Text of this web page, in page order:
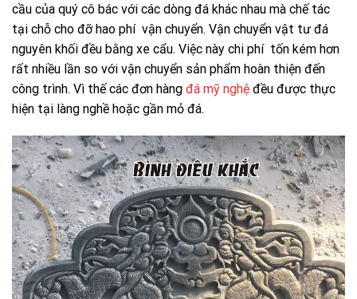
cầu của quý cô bác với các dòng đá khác nhau mà chế tác
tại chỗ cho đỡ hao phí vận chuyển. Vận chuyển vật tư đá
nguyên khối đều bằng xe cẩu. Việc này chi phí tốn kém hơn
rất nhiều lần so với vận chuyển sản phẩm hoàn thiện đến
công trình. Vì thế các đơn hàng đá mỹ nghệ đều được thực
hiện tại làng nghề hoặc gần mỏ đá.